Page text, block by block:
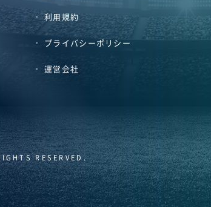
利用規約
プライバシーポリシー
運営会社
RESERVED.